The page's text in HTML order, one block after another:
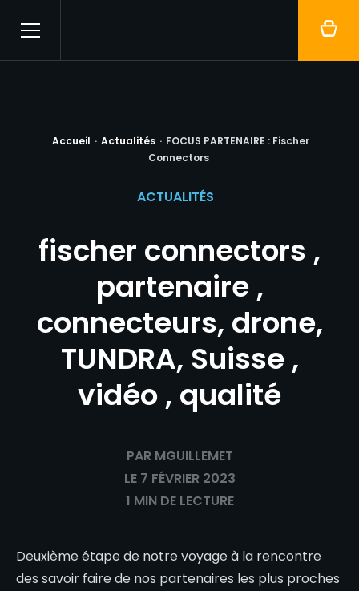
Menu
Accueil · Actualités · FOCUS PARTENAIRE : Fischer
Connectors
ACTUALITÉS
fischer connectors ,
partenaire ,
connecteurs, drone,
TUNDRA, Suisse ,
vidéo , qualité
PAR MGUILLEMET
LE 7 FÉVRIER 2023
1 MIN DE LECTURE
Deuxième étape de notre voyage à la rencontre
des savoir faire de nos partenaires les plus proches